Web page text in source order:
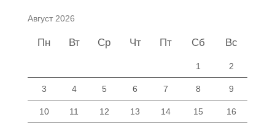
Август 2026
Пн Вт Ср Чт Пт Сб Вс
1 2
3 4 5 6 7 8 9
10 11 12 13 14 15 16